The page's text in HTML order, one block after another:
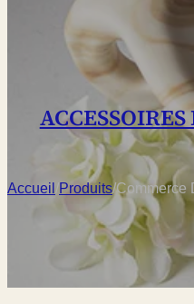
Accueil /Produits/Commerce